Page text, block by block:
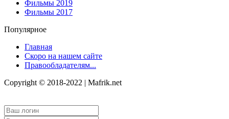
Фильмы 2019
Фильмы 2017
Популярное
Главная
Скоро на нашем сайте
Правообладателям...
Copyright © 2018-2022 | Mafrik.net